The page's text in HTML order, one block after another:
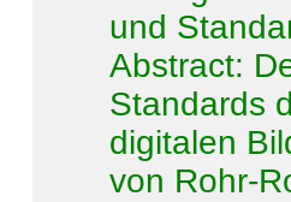
und
Abstract:
Standards
digitalen
von Rohr-